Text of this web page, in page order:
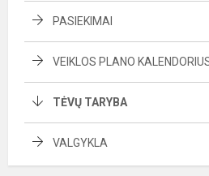
PASIEKIMAI
VEIKLOS PLANO
TĖVŲ TARYBA
VALGYKLA